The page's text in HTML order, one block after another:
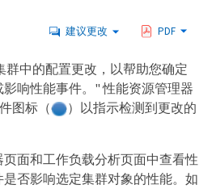
建议更改 PDF
群中的配置更改，以帮助您确定
响性能事件。" 性能资源管理器
图标（
）以指示检测到更改的
面和工作负载分析页面中查看性
否影响选定集群对象的性能。如